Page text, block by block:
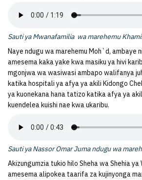
Sauti ya Mwanafamilia wa marehemu
Naye ndugu wa marehemu Moh`d, ambaye
amesema kaka yake kwa masiku ya hivi
mgonjwa wa wasiwasi ambapo walifanya
katika hospitali ya afya ya akili Kidongo
ya kuonekana hana tatizo katika afya ya
kuendelea kuishi nae kwa ukaribu.
Sauti ya Nassor Omar Juma ndugu wa
Akizungumzia tukio hilo Sheha wa Shehia ya
amesema alipokea taarifa za kujinyonga